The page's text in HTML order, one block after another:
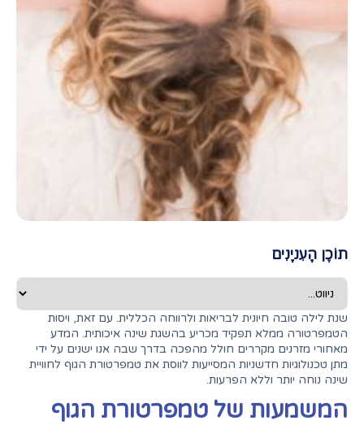
תוֹכֶן הָעִניָנִים
שנת לילה טובה חיונית לבריאות ולרווחה הכללית. עם זאת, ויסות
הטמפרטורה ממלא תפקיד מכריע בהשגת שינה איכותית. המדע
מאחורי מזרנים מקררים חולל מהפכה בדרך שבה אנו ישנים על ידי
מתן טכנולוגיות חדשניות המסייעות לווסת את טמפרטורת הגוף לחוויית
שינה נוחה יותר וללא הפרעות.
המשמעות של טמפרטורת הגוף